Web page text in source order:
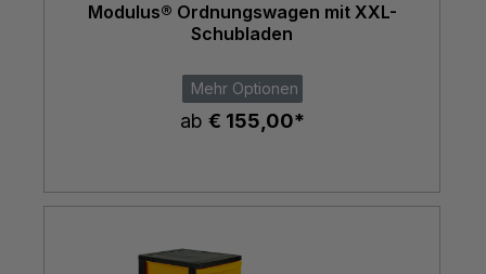
Modulus® Ordnungswagen mit XXL-
Schubladen
Mehr Optionen
ab € 155,00*